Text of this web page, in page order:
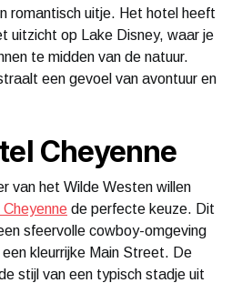
romantisch uitje. Het hotel heeft
uitzicht op Lake Disney, waar je
te midden van de natuur.
een gevoel van avontuur en
Cheyenne
van het Wilde Westen willen
de perfecte keuze. Dit
sfeervolle cowboy-omgeving
kleurrijke Main Street. De
stijl van een typisch stadje uit